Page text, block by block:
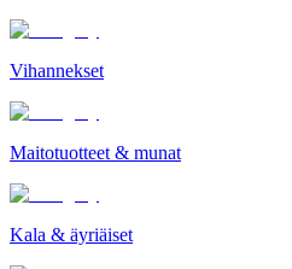
Vihannekset
Maitotuotteet & munat
Kala & äyriäiset